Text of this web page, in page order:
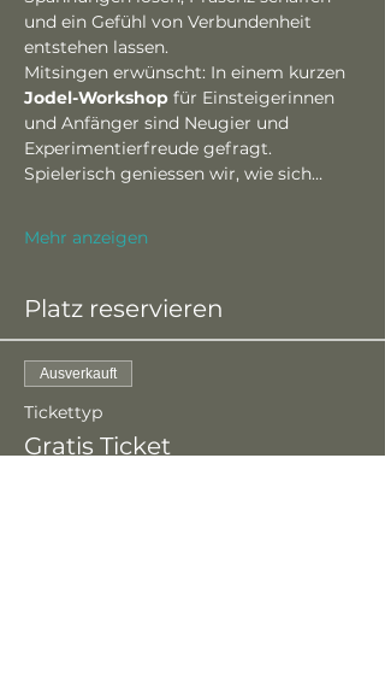
und ein Gefühl von Verbundenheit
entstehen lassen.
Mitsingen erwünscht: In einem kurzen
Jodel-Workshop für Einsteigerinnen
und Anfänger sind Neugier und
Experimentierfreude gefragt.
Spielerisch geniessen wir, wie sich…
Mehr anzeigen
Platz reservieren
Ausverkauft
Tickettyp
Gratis Ticket